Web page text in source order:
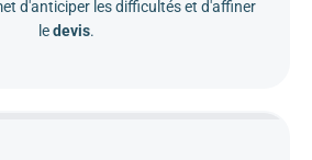
d'anticiper les difficultés et d'affiner
ledevis.